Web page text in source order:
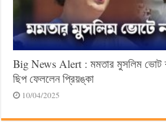
Big News Alert : মমতার মুসলিম ভোট
ছিপ ফেললেন প্রিয়ঙ্কা
10/04/2025